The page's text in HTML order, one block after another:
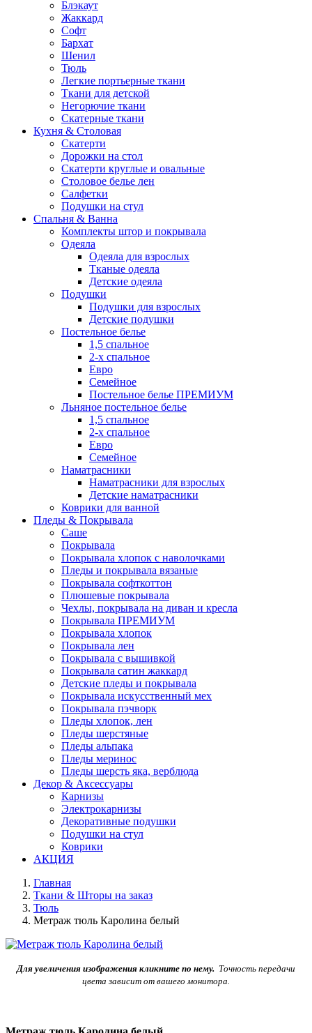
Блэкаут
Жаккард
Софт
Бархат
Шенил
Тюль
Легкие портьерные ткани
Ткани для детской
Негорючие ткани
Скатерные ткани
Кухня & Столовая
Скатерти
Дорожки на стол
Скатерти круглые и овальные
Столовое белье лен
Салфетки
Подушки на стул
Спальня & Ванна
Комплекты штор и покрывала
Одеяла
Одеяла для взрослых
Тканые одеяла
Детские одеяла
Подушки
Подушки для взрослых
Детские подушки
Постельное белье
1,5 спальное
2-х спальное
Евро
Семейное
Постельное белье ПРЕМИУМ
Льняное постельное белье
1,5 спальное
2-х спальное
Евро
Семейное
Наматрасники
Наматрасники для взрослых
Детские наматрасники
Коврики для ванной
Пледы & Покрывала
Саше
Покрывала
Покрывала хлопок с наволочками
Пледы и покрывала вязаные
Покрывала софткоттон
Плюшевые покрывала
Чехлы, покрывала на диван и кресла
Покрывала ПРЕМИУМ
Покрывала хлопок
Покрывала лен
Покрывала с вышивкой
Покрывала сатин жаккард
Детские пледы и покрывала
Покрывала искусственный мех
Покрывала пэчворк
Пледы хлопок, лен
Пледы шерстяные
Пледы альпака
Пледы меринос
Пледы шерсть яка, верблюда
Декор & Аксессуары
Карнизы
Электрокарнизы
Декоративные подушки
Подушки на стул
Коврики
АКЦИЯ
Главная
Ткани & Шторы на заказ
Тюль
Метраж тюль Каролина белый
Для увеличения изображения кликните по нему. Точность передачи
цвета зависит от вашего монитора.